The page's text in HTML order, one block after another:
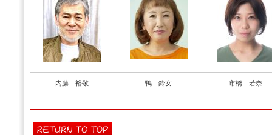
内藤 裕敬 鴨 鈴女 市橋 若奈